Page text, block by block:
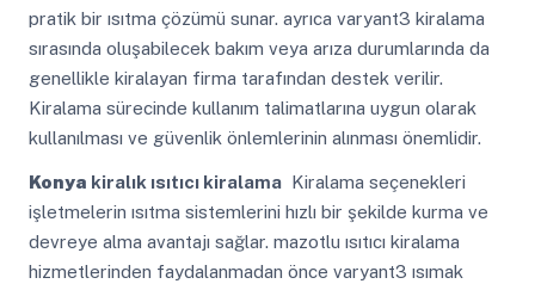
pratik bir ısıtma çözümü sunar. ayrıca varyant3 kiralama
sırasında oluşabilecek bakım veya arıza durumlarında da
genellikle kiralayan firma tarafından destek verilir.
Kiralama sürecinde kullanım talimatlarına uygun olarak
kullanılması ve güvenlik önlemlerinin alınması önemlidir.
Konya kiralık ısıtıcı kiralamaKiralama seçenekleri
işletmelerin ısıtma sistemlerini hızlı bir şekilde kurma ve
devreye alma avantajı sağlar. mazotlu ısıtıcı kiralama
hizmetlerinden faydalanmadan önce varyant3 ısımak